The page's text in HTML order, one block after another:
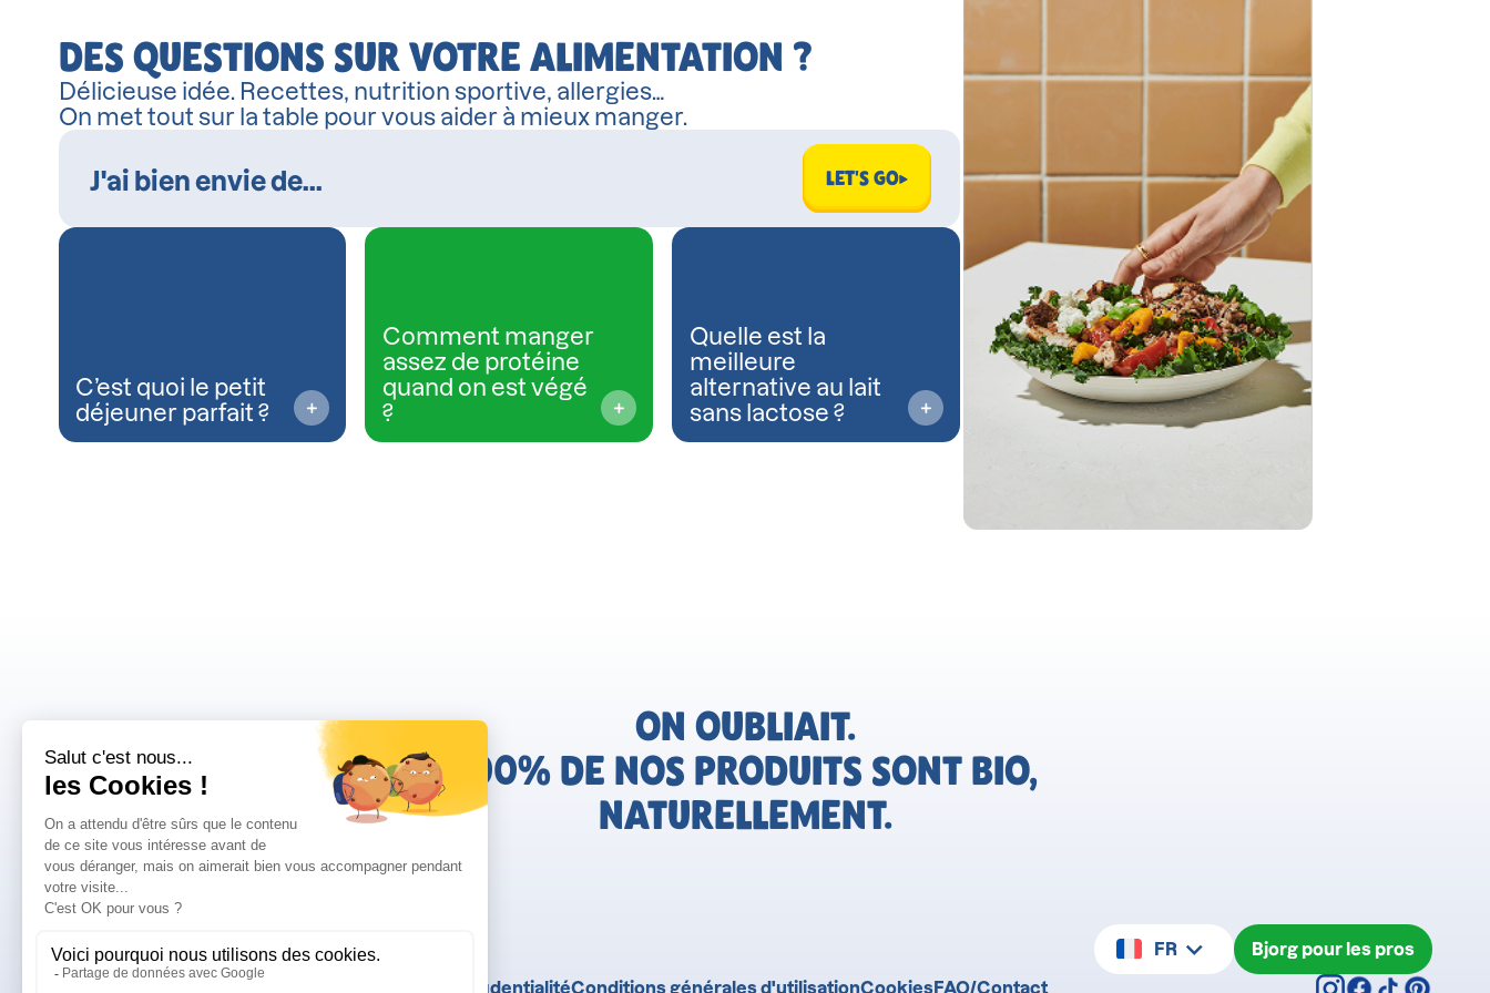
DES QUESTIONS SUR VOTRE ALIMENTATION ?
Délicieuse idée. Recettes, nutrition sportive, allergies…
On met tout sur la table pour vous aider à mieux manger.
LET'S GO
C’est quoi le petit
déjeuner parfait ?
Comment manger
assez de protéine
quand on est végé
?
Quelle est la
meilleure
alternative au lait
sans lactose ?
ON OUBLIAIT.
100% DE NOS PRODUITS SONT BIO,
NATURELLEMENT.
FR Bjorg pour les pros
Politique de confidentialitéConditions générales d'utilisationCookiesFAQ/Contact